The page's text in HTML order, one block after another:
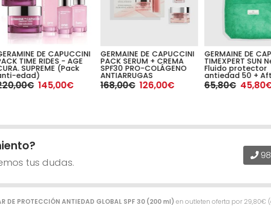
DE PROTECCIÓN ANTIEDAD GLOBAL SPF 30 (200 ml) en outleten oferta por 29,80€
DE CAPUCCINI
TIME RIDES - AGE
SUPREME (Pack
edad)
145,00€
GERMAINE DE CAPUCCINI
PACK SERUM + CREMA
SPF30 PRO-COLÁGENO
ANTIARRUGAS
168,00€ 126,00€
GERMAINE DE
TIMEXPERT SUN
Fluido protector
antiedad 50 +
65,80€
tus dudas.